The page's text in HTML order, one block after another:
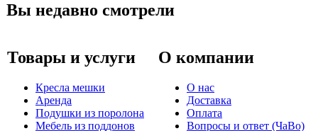
Вы недавно смотрели
Товары и услуги
Кресла мешки
Аренда
Подушки из поролона
Мебель из поддонов
О компании
О нас
Доставка
Оплата
Вопросы и ответ (ЧаВо)